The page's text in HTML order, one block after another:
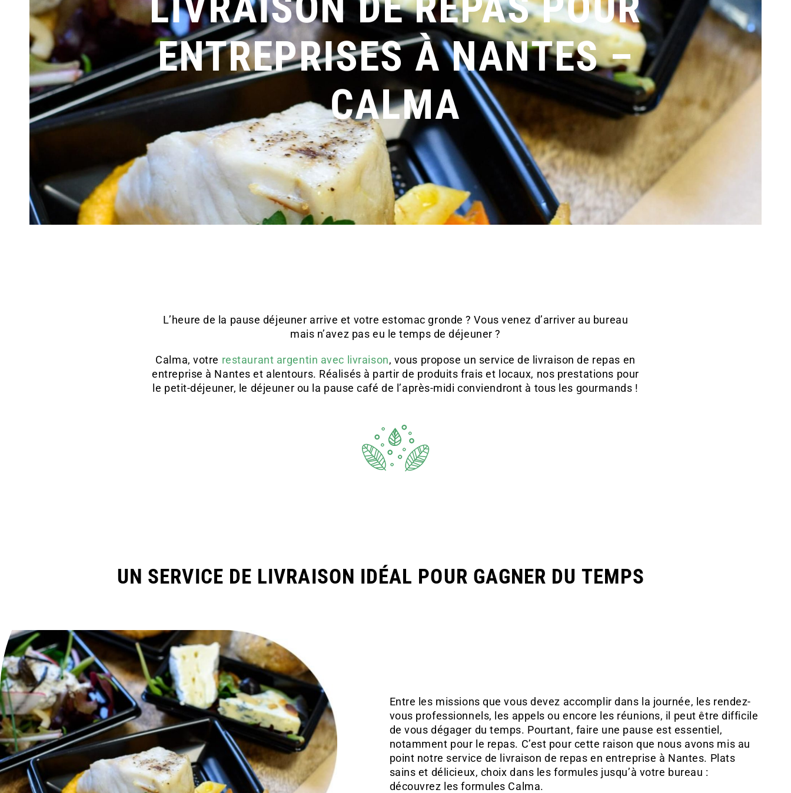
ENTREPRISES À NANTES –
CALMA
L’heure de la pause déjeuner arrive et votre estomac gronde ? Vous venez d’arriver au bureau
mais n’avez pas eu le temps de déjeuner ?
Calma, votre restaurant argentin avec livraison, vous propose un service de livraison de repas en
entreprise à Nantes et alentours. Réalisés à partir de produits frais et locaux, nos prestations pour
le petit-déjeuner, le déjeuner ou la pause café de l’après-midi conviendront à tous les gourmands !
UN SERVICE DE LIVRAISON IDÉAL POUR GAGNER DU TEMPS
Entre les missions que vous devez accomplir dans la journée, les rendez-
vous professionnels, les appels ou encore les réunions, il peut être difficile
de vous dégager du temps. Pourtant, faire une pause est essentiel,
notamment pour le repas. C’est pour cette raison que nous avons mis au
point notre service de livraison de repas en entreprise à Nantes. Plats
sains et délicieux, choix dans les formules jusqu’à votre bureau :
découvrez les formules Calma.